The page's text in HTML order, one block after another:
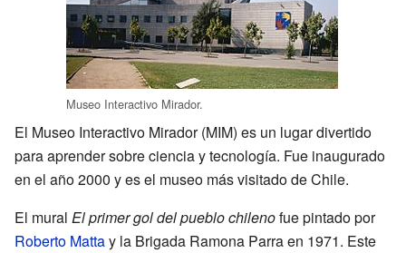
Museo Interactivo Mirador.
El Museo Interactivo Mirador (MIM) es un lugar divertido
para aprender sobre ciencia y tecnología. Fue inaugurado
en el año 2000 y es el museo más visitado de Chile.
El mural El primer gol del pueblo chilenofue pintado por
Roberto Mattay la Brigada Ramona Parra en 1971. Este